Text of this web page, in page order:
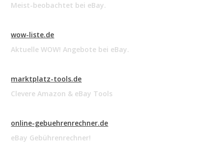
Meist-beobachtet bei eBay.
wow-liste.de
Aktuelle WOW! Angebote bei eBay.
marktplatz-tools.de
Clevere Amazon & eBay Tools
online-gebuehrenrechner.de
eBay Gebührenrechner!